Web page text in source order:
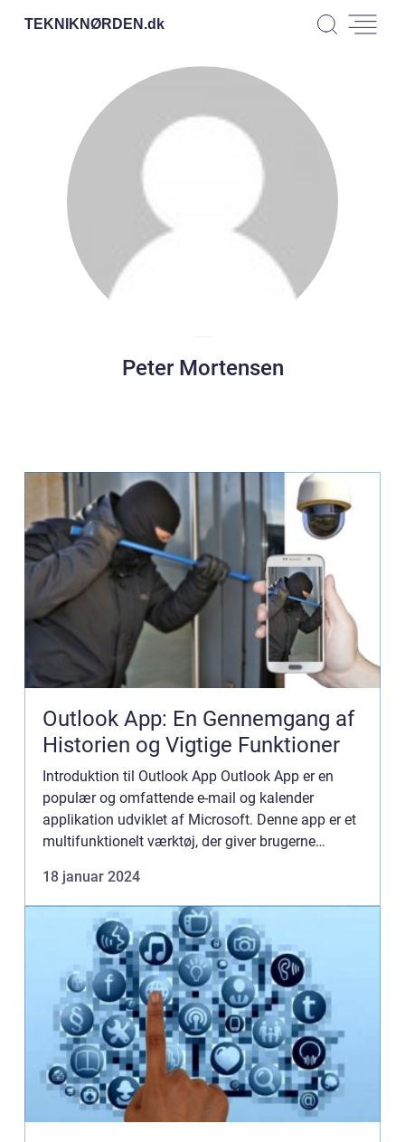
TEKNIKNØRDEN.dk
Peter Mortensen
Outlook App: En Gennemgang af
Historien og Vigtige Funktioner
Introduktion til Outlook App Outlook App er en
populær og omfattende e-mail og kalender
applikation udviklet af Microsoft. Denne app er et
multifunktionelt værktøj, der giver brugerne
planlægge møder og arrang...
18 januar 2024